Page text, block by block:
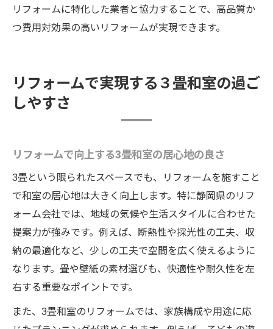
リフォームに特化した業者と協力することで、高品質か
つ費用対効果の高いリフォームが実現できます。
リフォームで実現する３畳和室の過ご
しやすさ
リフォームで向上する3畳和室の居心地の良さ
3畳という限られたスペースでも、リフォームを施すこと
で和室の居心地は大きく向上します。特に静岡県のリフ
ォーム会社では、地域の気候や生活スタイルに合わせた
提案力が強みです。例えば、断熱性や採光性の工夫、収
納の最適化など、少しの工夫で空間を広く使えるように
なります。畳や壁紙の素材選びも、快適性や耐久性を左
右する重要なポイントです。
また、3畳和室のリフォームでは、家族構成や用途に応